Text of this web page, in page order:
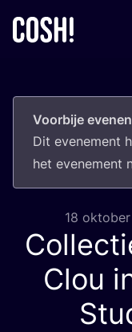
Voorbije
Dit eve­ne­ment
het eve­ne­ment
18
Clou